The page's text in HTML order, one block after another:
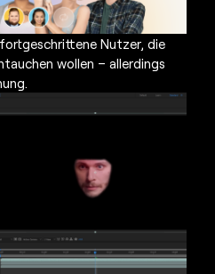
Nutzer, die
wollen – allerdings